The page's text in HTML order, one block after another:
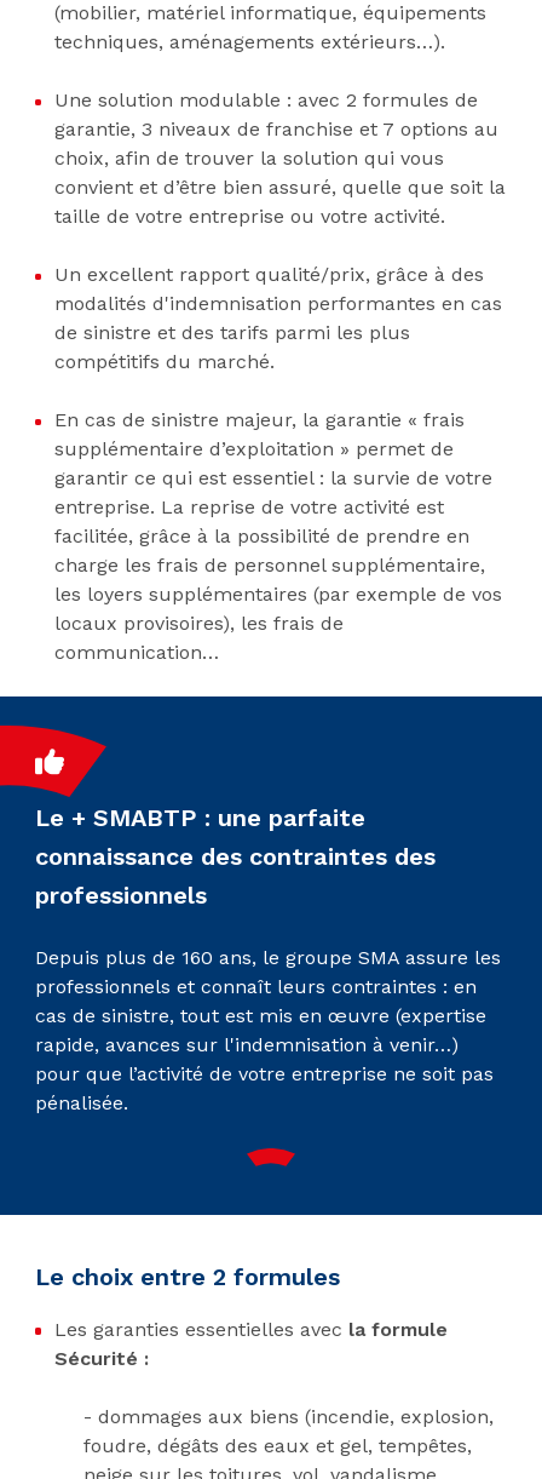
(mobilier, matériel informatique, équipements
techniques, aménagements extérieurs…).
Une solution modulable : avec 2 formules de
garantie, 3 niveaux de franchise et 7 options au
choix, afin de trouver la solution qui vous
convient et d’être bien assuré, quelle que soit la
taille de votre entreprise ou votre activité.
Un excellent rapport qualité/prix, grâce à des
modalités d'indemnisation performantes en cas
de sinistre et des tarifs parmi les plus
compétitifs du marché.
En cas de sinistre majeur, la garantie « frais
supplémentaire d’exploitation » permet de
garantir ce qui est essentiel : la survie de votre
entreprise. La reprise de votre activité est
facilitée, grâce à la possibilité de prendre en
charge les frais de personnel supplémentaire,
les loyers supplémentaires (par exemple de vos
locaux provisoires), les frais de
communication…
Le + SMABTP : une parfaite
connaissance des contraintes des
professionnels
Depuis plus de 160 ans, le groupe SMA assure les
professionnels et connaît leurs contraintes : en
cas de sinistre, tout est mis en œuvre (expertise
rapide, avances sur l'indemnisation à venir…)
pour que l’activité de votre entreprise ne soit pas
pénalisée.
Le choix entre 2 formules
Les garanties essentielles avec la formule
Sécurité :
- dommages aux biens (incendie, explosion,
foudre, dégâts des eaux et gel, tempêtes,